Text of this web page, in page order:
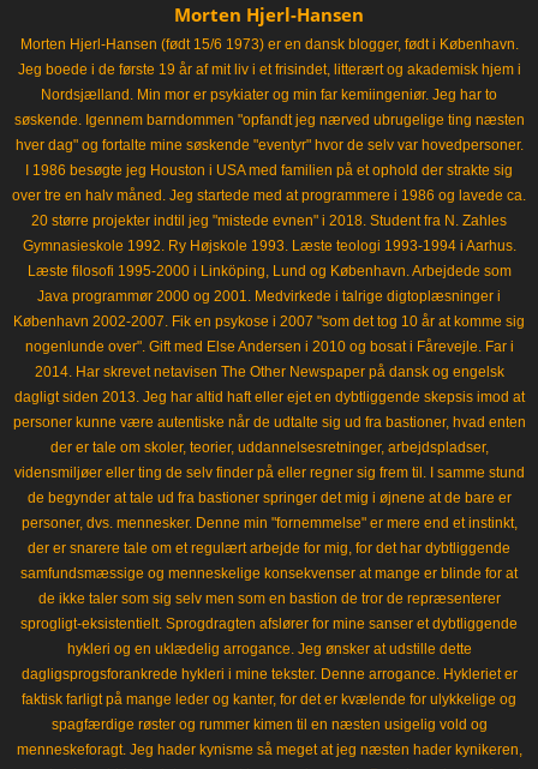
Morten Hjerl-Hansen
Morten Hjerl-Hansen (født 15/6 1973) er en dansk blogger, født i København.
Jeg boede i de første 19 år af mit liv i et frisindet, litterært og akademisk hjem i
Nordsjælland. Min mor er psykiater og min far kemiingeniør. Jeg har to
søskende. Igennem barndommen "opfandt jeg nærved ubrugelige ting næsten
hver dag" og fortalte mine søskende "eventyr" hvor de selv var hovedpersoner.
I 1986 besøgte jeg Houston i USA med familien på et ophold der strakte sig
over tre en halv måned. Jeg startede med at programmere i 1986 og lavede ca.
20 større projekter indtil jeg "mistede evnen" i 2018. Student fra N. Zahles
Gymnasieskole 1992. Ry Højskole 1993. Læste teologi 1993-1994 i Aarhus.
Læste filosofi 1995-2000 i Linköping, Lund og København. Arbejdede som
Java programmør 2000 og 2001. Medvirkede i talrige digtoplæsninger i
København 2002-2007. Fik en psykose i 2007 "som det tog 10 år at komme sig
nogenlunde over". Gift med Else Andersen i 2010 og bosat i Fårevejle. Far i
2014. Har skrevet netavisen The Other Newspaper på dansk og engelsk
dagligt siden 2013. Jeg har altid haft eller ejet en dybtliggende skepsis imod at
personer kunne være autentiske når de udtalte sig ud fra bastioner, hvad enten
der er tale om skoler, teorier, uddannelsesretninger, arbejdspladser,
vidensmiljøer eller ting de selv finder på eller regner sig frem til. I samme stund
de begynder at tale ud fra bastioner springer det mig i øjnene at de bare er
personer, dvs. mennesker. Denne min "fornemmelse" er mere end et instinkt,
der er snarere tale om et regulært arbejde for mig, for det har dybtliggende
samfundsmæssige og menneskelige konsekvenser at mange er blinde for at
de ikke taler som sig selv men som en bastion de tror de repræsenterer
sprogligt-eksistentielt. Sprogdragten afslører for mine sanser et dybtliggende
hykleri og en uklædelig arrogance. Jeg ønsker at udstille dette
dagligsprogsforankrede hykleri i mine tekster. Denne arrogance. Hykleriet er
faktisk farligt på mange leder og kanter, for det er kvælende for ulykkelige og
spagfærdige røster og rummer kimen til en næsten usigelig vold og
menneskeforagt. Jeg hader kynisme så meget at jeg næsten hader kynikeren,